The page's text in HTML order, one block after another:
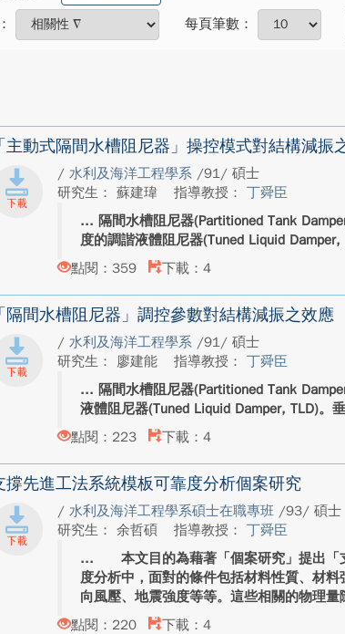
每頁筆數：
主動式隔間水槽阻尼器」操控模式對結構減振
/水利及海洋工程學系 /91/ 碩士
研究生： 蘇建瑋
指導教授：丁舜臣
隔間水槽阻尼器(Partitioned Tank
度的調諧液體阻尼器(Tuned Liquid Damper,
點閱：359
下載：4
隔間水槽阻尼器」調控參數對結構減振之效應
/水利及海洋工程學系 /91/ 碩士
研究生： 廖建能
指導教授：丁舜臣
隔間水槽阻尼器(Partitioned Tank
液體阻尼器(Tuned Liquid Damper, TLD)。
點閱：223
下載：4
撐先進工法系統模板可靠度分析個案研究
/水利及海洋工程學系碩士在職專班 /93/ 碩士
研究生： 余哲碩
指導教授：丁舜臣
本文目的為藉著「個案研究」提出「
度分析中，面對的條件包括材料性質、材
向風壓、地震強度等等。這些相關的物理量
點閱：220
下載：4